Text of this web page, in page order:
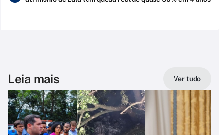
Leia mais Ver tudo